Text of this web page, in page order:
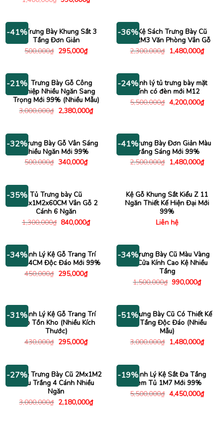
hiện
990,000₫.
-41%
Kệ Trưng Bày Khung Sắt 3
Tầng Đơn Giản
500,000₫ Giá
295,000₫Giá
hiện
295,000₫.
-36%Tủ Kệ Sách Trưng Bày Cũ
1Mx2M3 Văn Phòng Vân Gỗ
2,300,000₫ Giá
gốc
1,480,000₫Giá
hiện
-21%Tủ Trưng Bày Gỗ Công
Nghiệp Nhiều Ngăn Sang
Trọng Mới 99% (Nhiều Mẫu)
3,000,000₫ Giá
gốc
2,380,000₫Giá
hiện
2,380,000₫.
-24%Thanh lý tủ trưng bày mặt
kính có đèn mới M12
5,500,000₫ Giá
gốc
4,200,000₫Giá
hiện
-32%
Kệ Trưng Bày Gỗ Vân Sáng
Nhiều Ngăn Mới 99%
500,000₫ Giá
340,000₫Giá
hiện
-41%
Tủ Trưng Bày Đơn Giản Màu
Trắng Sáng Mới 99%
2,500,000₫ Giá
gốc
1,480,000₫Giá
hiện
-35% Tủ Trưng bày Cũ
1M2x1M2x60CM Vân Gỗ 2
Cánh 6 Ngăn
1,300,000₫ Giá
840,000₫Giá
hiện
840,000₫.
Kệ Gỗ Khung Sắt Kiểu Z 11
Ngăn Thiết Kế Hiện Đại Mới
99%
Liên hệ
-34%Thanh Lý Kệ Gỗ Trang Trí
1Mx74CM Độc Đáo Mới 99%
450,000₫ Giá
295,000₫Giá
hiện
-34%
Tủ Trưng Bày Cũ Màu Vàng
Có Cửa Kính Cao Kệ Nhiều
Tầng
1,500,000₫ Giá
990,000₫Giá
hiện
-31%Thanh Lý Kệ Gỗ Trang Trí
Đẹp Tồn Kho (Nhiều Kích
Thước)
430,000₫ Giá
295,000₫Giá
hiện
295,000₫.
-51%
Tủ Trưng Bày Cũ Có Thiết Kế
Hai Tầng Độc Đáo (Nhiều
Mẫu)
3,000,000₫ Giá
gốc
1,480,000₫Giá
hiện
-27%
Tủ Kệ Trưng Bày Cũ 2Mx1M2
Màu Trắng 4 Cánh Nhiều
Ngăn
3,000,000₫ Giá
gốc
2,180,000₫Giá
hiện
-19%Thanh Lý Kệ Sắt Đa Tầng
Kèm Tủ 1M7 Mới 99%
5,500,000₫ Giá
gốc
4,450,000₫Giá
hiện